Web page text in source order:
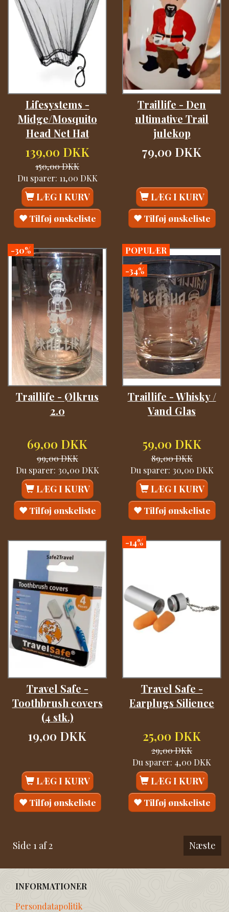
Lifesystems -
Midge/Mosquito
Head Net Hat
139,00 DKK
150,00 DKK
Du sparer: 11,00 DKK
LÆG I KURV
Tilføj ønskeliste
Traillife - Den
ultimative Trail
julekop
79,00 DKK
LÆG I KURV
Tilføj ønskeliste
-30%
Traillife - Ølkrus
2.0
69,00 DKK
99,00 DKK
Du sparer: 30,00 DKK
LÆG I KURV
Tilføj ønskeliste
POPULÆR
-34%
Traillife - Whisky /
Vand Glas
59,00 DKK
89,00 DKK
Du sparer: 30,00 DKK
LÆG I KURV
Tilføj ønskeliste
Travel Safe -
Toothbrush covers
(4 stk.)
19,00 DKK
LÆG I KURV
Tilføj ønskeliste
-14%
Travel Safe -
Earplugs Silience
25,00 DKK
29,00 DKK
Du sparer: 4,00 DKK
LÆG I KURV
Tilføj ønskeliste
Side 1 af 2 Næste
INFORMATIONER
Persondatapolitik